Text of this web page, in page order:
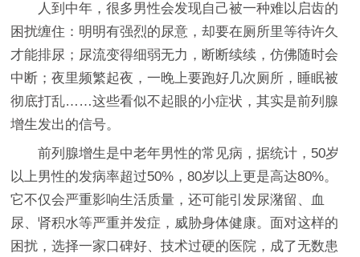
人到中年，很多男性会发现自己被一种难以启齿的
困扰缠住：明明有强烈的尿意，却要在厕所里等待许久
才能排尿；尿流变得细弱无力，断断续续，仿佛随时会
中断；夜里频繁起夜，一晚上要跑好几次厕所，睡眠被
彻底打乱……这些看似不起眼的小症状，其实是前列腺
增生发出的信号。
前列腺增生是中老年男性的常见病，据统计，50岁
以上男性的发病率超过50%，80岁以上更是高达80%。
它不仅会严重影响生活质量，还可能引发尿潴留、血
尿、肾积水等严重并发症，威胁身体健康。面对这样的
困扰，选择一家口碑好、技术过硬的医院，成了无数患